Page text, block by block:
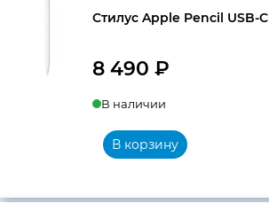
Стилус Apple Pencil USB-C
8 490 ₽
В наличии
В корзину